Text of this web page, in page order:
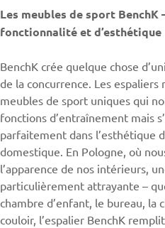
Les meubles de sport BenchK
fonctionnalité et d’esthétique
BenchK crée quelque chose
de la concurrence. Les espaliers
meubles de sport uniques qui
fonctions d’entraînement mais
parfaitement dans l’esthétique
domestique. En Pologne, où
l’apparence de nos intérieurs,
particulièrement attrayante –
chambre d’enfant, le bureau, la
couloir, l’espalier BenchK